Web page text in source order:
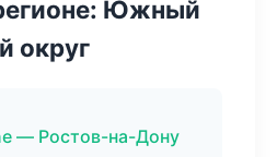
Южный
округ
— Ростов-на-Дону